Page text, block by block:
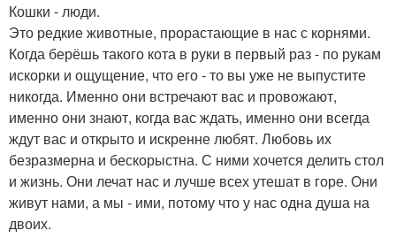
Кошки - люди.
Это редкие животные, прорастающие в нас с корнями.
Когда берёшь такого кота в руки в первый раз - по рукам
искорки и ощущение, что его - то вы уже не выпустите
никогда. Именно они встречают вас и провожают,
именно они знают, когда вас ждать, именно они всегда
ждут вас и открыто и искренне любят. Любовь их
безразмерна и бескорыстна. С ними хочется делить стол
и жизнь. Они лечат нас и лучше всех утешат в горе. Они
живут нами, а мы - ими, потому что у нас одна душа на
двоих.